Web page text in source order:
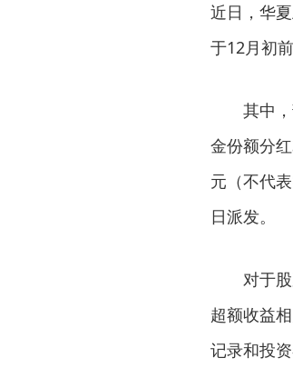
近日，华
于12月初
其中
金份额分
元（不代
日派发。
对于
超额收益
记录和投